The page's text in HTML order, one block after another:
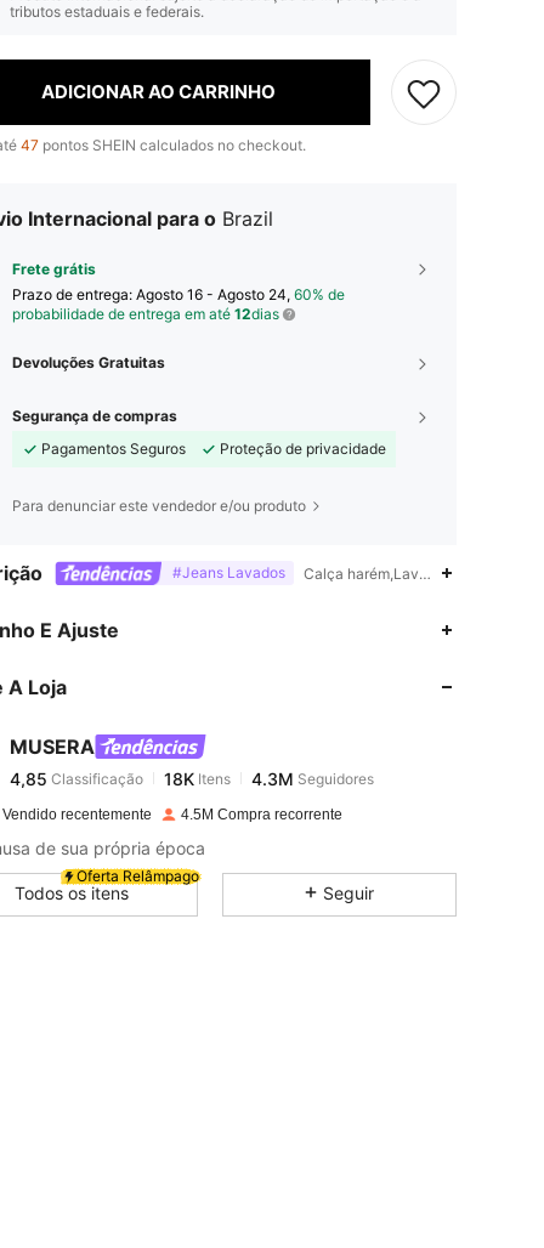
tributos estaduais e federais.
ADICIONAR AO CARRINHO
47 pontos SHEIN calculados no checkout.
Internacional para o Brazil
Frete grátis
Prazo de entrega: Agosto 16 - Agosto 24, 60% de
probabilidade de entrega em até 12dias
Devoluções Gratuitas
Segurança de compras
Pagamentos Seguros
Proteção de privacidade
Para denunciar este vendedor e/ou produto
#Jeans Lavados Calça harém,Lavagem de
E Ajuste
A Loja
MUSERA
4,85
4,85 Classificação 18KItens
a***4pago 1 dia atrás
recentemente 4.5M Compra recorrente
de sua própria época
Oferta Relâmpago
Todos os itens Seguir